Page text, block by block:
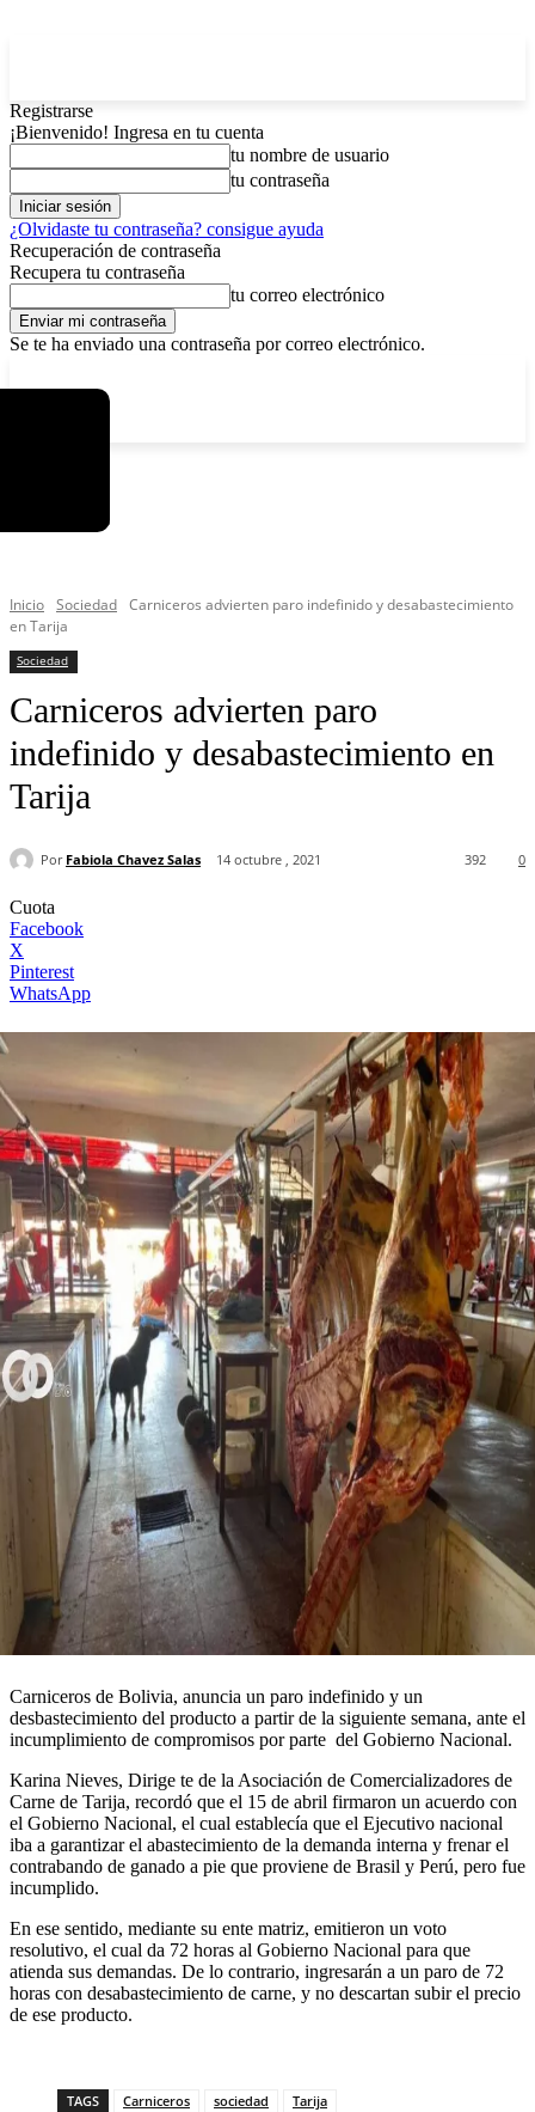
Registrarse
¡Bienvenido! Ingresa en tu cuenta
tu nombre de usuario
tu contraseña
¿Olvidaste tu contraseña? consigue ayuda
Recuperación de contraseña
Recupera tu contraseña
tu correo electrónico
Se te ha enviado una contraseña por correo electrónico.
Inicio Sociedad Carniceros advierten paro indefinido y desabastecimiento
en Tarija
Sociedad
Carniceros advierten paro
indefinido y desabastecimiento en
Tarija
Por Fabiola Chavez Salas 14 octubre , 2021 0
392
Cuota
Facebook
X
Pinterest
WhatsApp
Carniceros de Bolivia, anuncia un paro indefinido y un
desbastecimiento del producto a partir de la siguiente semana, ante el
incumplimiento de compromisos por parte del Gobierno Nacional.
Karina Nieves, Dirige te de la Asociación de Comercializadores de
Carne de Tarija, recordó que el 15 de abril firmaron un acuerdo con
el Gobierno Nacional, el cual establecía que el Ejecutivo nacional
iba a garantizar el abastecimiento de la demanda interna y frenar el
contrabando de ganado a pie que proviene de Brasil y Perú, pero fue
incumplido.
En ese sentido, mediante su ente matriz, emitieron un voto
resolutivo, el cual da 72 horas al Gobierno Nacional para que
atienda sus demandas. De lo contrario, ingresarán a un paro de 72
horas con desabastecimiento de carne, y no descartan subir el precio
de ese producto.
TAGS Carniceros sociedad Tarija